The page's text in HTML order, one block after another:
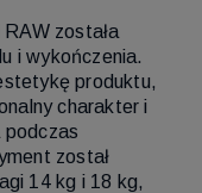
została
i wykończenia.
produktu,
charakter i
podczas
został
14 kg i 18 kg,